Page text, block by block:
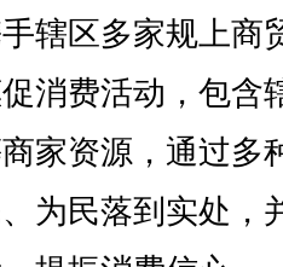
辖区多家规上商
消费活动，包含
家资源，通过多
为民落到实处，